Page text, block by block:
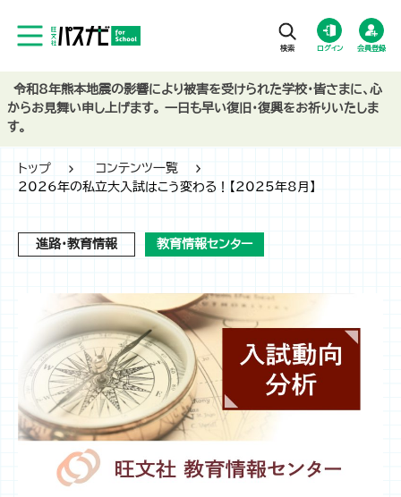
ログイン 会員登録
トップ
コンテンツ一覧
2026年の私立大入試はこう変わる！【2025年8月】
進路・教育情報 教育情報センター
令和8年熊本地震の影響により被害を受けられた学校・皆さまに、心
からお見舞い申し上げます。 一日も早い復旧・復興をお祈りいたしま
す。